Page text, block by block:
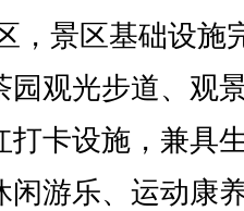
，景区基础设施
园观光步道、观
打卡设施，兼具
闲游乐、运动康